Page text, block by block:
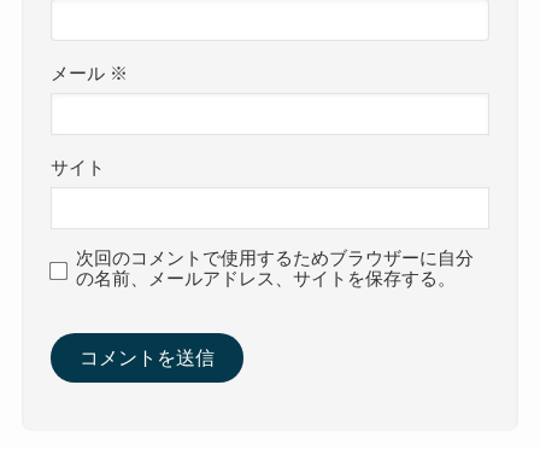
メール ※
サイト
次回のコメントで使用するためブラウザーに自分
の名前、メールアドレス、サイトを保存する。